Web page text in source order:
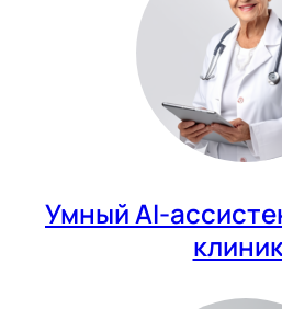
Умный AI-